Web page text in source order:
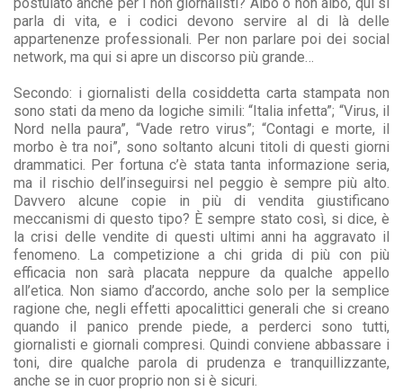
parla di vita, e i codici devono servire al di là delle
appartenenze professionali. Per non parlare poi dei social
network, ma qui si apre un discorso più grande…
Secondo: i giornalisti della cosiddetta carta stampata non
sono stati da meno da logiche simili: “Italia infetta”; “Virus, il
Nord nella paura”, “Vade retro virus”; “Contagi e morte, il
morbo è tra noi”, sono soltanto alcuni titoli di questi giorni
drammatici. Per fortuna c’è stata tanta informazione seria,
ma il rischio dell’inseguirsi nel peggio è sempre più alto.
Davvero alcune copie in più di vendita giustificano
meccanismi di questo tipo? È sempre stato così, si dice, è
la crisi delle vendite di questi ultimi anni ha aggravato il
fenomeno. La competizione a chi grida di più con più
efficacia non sarà placata neppure da qualche appello
all’etica. Non siamo d’accordo, anche solo per la semplice
ragione che, negli effetti apocalittici generali che si creano
quando il panico prende piede, a perderci sono tutti,
giornalisti e giornali compresi. Quindi conviene abbassare i
toni, dire qualche parola di prudenza e tranquillizzante,
anche se in cuor proprio non si è sicuri.